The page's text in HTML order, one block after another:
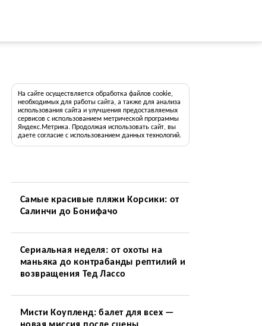
На сайте осуществляется обработка файлов cookie,
необходимых для работы сайта, а также для анализа
использования сайта и улучшения предоставляемых
сервисов с использованием метрической программы
Яндекс.Метрика. Продолжая использовать сайт, вы
даете согласие с использованием данных технологий.
Самые красивые пляжи Корсики: от
Салинчи до Бонифачо
Сериальная неделя: от охоты на
маньяка до контрабанды рептилий и
возвращения Тед Лассо
Мисти Коупленд: балет для всех —